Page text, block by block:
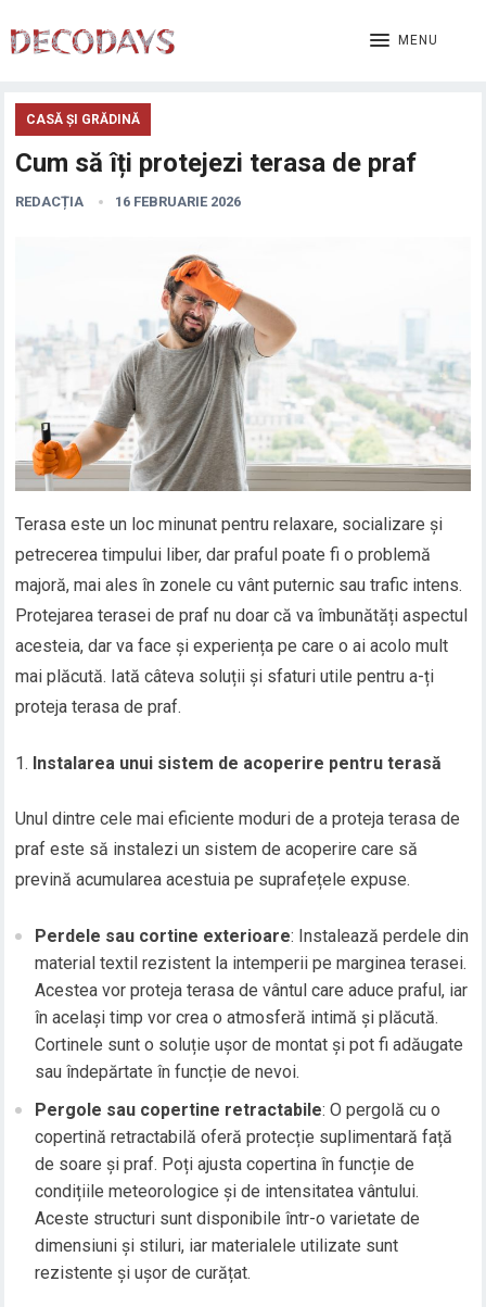
MENU
CASĂ ȘI GRĂDINĂ
Cum să îți protejezi terasa de praf
REDACȚIA 16 FEBRUARIE 2026
Terasa este un loc minunat pentru relaxare, socializare și
petrecerea timpului liber, dar praful poate fi o problemă
majoră, mai ales în zonele cu vânt puternic sau trafic intens.
Protejarea terasei de praf nu doar că va îmbunătăți aspectul
acesteia, dar va face și experiența pe care o ai acolo mult
mai plăcută. Iată câteva soluții și sfaturi utile pentru a-ți
proteja terasa de praf.
Instalarea unui sistem de acoperire pentru terasă
Unul dintre cele mai eficiente moduri de a proteja terasa de
praf este să instalezi un sistem de acoperire care să
prevină acumularea acestuia pe suprafețele expuse.
Perdele sau cortine exterioare: Instalează perdele din
material textil rezistent la intemperii pe marginea terasei.
Acestea vor proteja terasa de vântul care aduce praful, iar
în același timp vor crea o atmosferă intimă și plăcută.
Cortinele sunt o soluție ușor de montat și pot fi adăugate
sau îndepărtate în funcție de nevoi.
Pergole sau copertine retractabile: O pergolă cu o
copertină retractabilă oferă protecție suplimentară față
de soare și praf. Poți ajusta copertina în funcție de
condițiile meteorologice și de intensitatea vântului.
Aceste structuri sunt disponibile într-o varietate de
dimensiuni și stiluri, iar materialele utilizate sunt
rezistente și ușor de curățat.